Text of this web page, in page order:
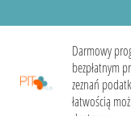
Darmowy
bezpłatnym
zeznań
łatwością